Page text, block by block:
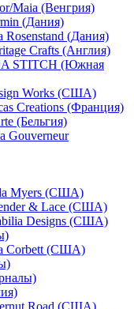
Maia (Венгрия)
(Дания)
(Дания)
Crafts (Англия)
STITCH (Южная
Works (США)
Creations (Франция)
(Бельгия)
Gouverneur
Myers (США)
& Lace (США)
Designs (США)
Corbett (США)
Road (США)